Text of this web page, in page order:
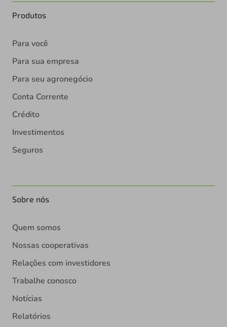
Produtos
Para você
Para sua empresa
Para seu agronegócio
Conta Corrente
Crédito
Investimentos
Seguros
Sobre nós
Quem somos
Nossas cooperativas
Relações com investidores
Trabalhe conosco
Notícias
Relatórios